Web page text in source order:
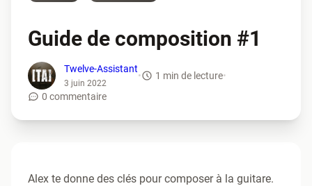
Guide de composition #1
Twelve-Assistant
3 juin 2022
• 1 min de lecture•
0 commentaire
Alex te donne des clés pour composer à la guitare.